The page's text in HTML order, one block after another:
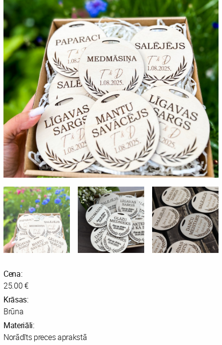
Cena:
25.00 €
Krāsas:
Brūna
Materiāli:
Norādīts preces aprakstā